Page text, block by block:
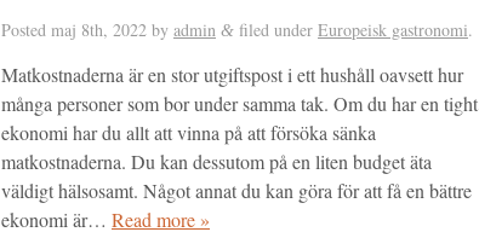
Posted maj 8th, 2022 by admin & filed under Europeisk gastronomi.
Matkostnaderna är en stor utgiftspost i ett hushåll oavsett hur
många personer som bor under samma tak. Om du har en tight
ekonomi har du allt att vinna på att försöka sänka
matkostnaderna. Du kan dessutom på en liten budget äta
väldigt hälsosamt. Något annat du kan göra för att få en bättre
ekonomi är… Read more »